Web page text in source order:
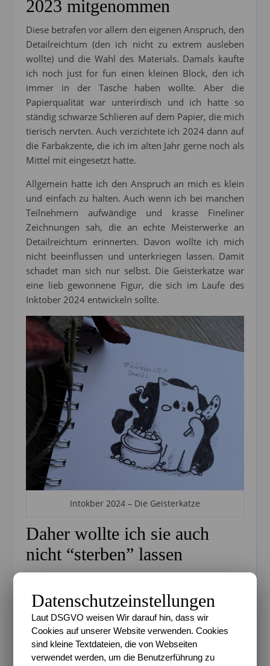
2023 mitgenommen
Diese betrafen vor allem den eigenen Anspruch, den
Detailreichtum (den ich nicht zu extrem ausleben
wollte) und die Wahl des Materials. Damals kaufte
ich noch just for fun einen kleinen Block, den ich
immer in der Tasche haben wollte. Aber die
Papierqualität war unterirdisch und ich hatte so
ständig schwarze Schlieren auf dem Papier, die mich
tierisch nervten. Auch verzichtete ich 2024 dann auf
die Farbakzente, die ich im alten Jahr gerne noch als
Mittel mit eingesetzt hatte.
Allgemein hatte ich den Anspruch an mich es klein
und einfach zu halten. Auch wenn ich bei manchen
Teilnehmern aufwändige und krasse Fineliner
Zeichnungen sah, die an echte Meisterwerke an
Detailreichtum erinnerten. Davon wollte ich mich
nicht beeinflussen und unterkriegen lassen. Damit
schadet man sich nur selbst. Die Geisterkatze war
eine lieb gewonnene Figur, die sich im Laufe des
Inktober 2024 entwickeln sollte.
Intokber 2024 – Die Geisterkatze
Daher wollte ich sie auch
nicht “sterben” lassen
früher wieder aufzugreifen und die Katze zumindest
ein Mal im Monat hier auftauchen zu lassen. Das hat
weitestgehend auch ganz gut geklappt und ich
durfte durch das ganze Jahr hindurch ein wenig
meine Liebe zur spooky Jahreszeit legitim ausleben
Datenschutzeinstellungen
Laut DSGVO weisen Wir darauf hin, dass wir
Cookies auf unserer Website verwenden. Cookies
sind kleine Textdateien, die von Webseiten
verwendet werden, um die Benutzerführung zu